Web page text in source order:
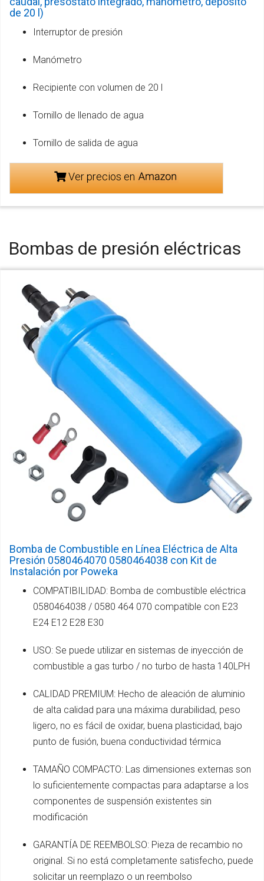
de 20 l)
Interruptor de presión
Manómetro
Recipiente con volumen de 20 l
Tornillo de llenado de agua
Tornillo de salida de agua
Ver precios en
Bombas de presión eléctricas
Bomba de Combustible en Línea Eléctrica de Alta
Presión 0580464070 0580464038 con Kit de
Instalación por Poweka
COMPATIBILIDAD: Bomba de combustible eléctrica
0580464038 / 0580 464 070 compatible con E23
E24 E12 E28 E30
USO: Se puede utilizar en sistemas de inyección de
combustible a gas turbo / no turbo de hasta 140LPH
CALIDAD PREMIUM: Hecho de aleación de aluminio
de alta calidad para una máxima durabilidad, peso
ligero, no es fácil de oxidar, buena plasticidad, bajo
punto de fusión, buena conductividad térmica
TAMAÑO COMPACTO: Las dimensiones externas son
lo suficientemente compactas para adaptarse a los
componentes de suspensión existentes sin
modificación
GARANTÍA DE REEMBOLSO: Pieza de recambio no
original. Si no está completamente satisfecho, puede
solicitar un reemplazo o un reembolso